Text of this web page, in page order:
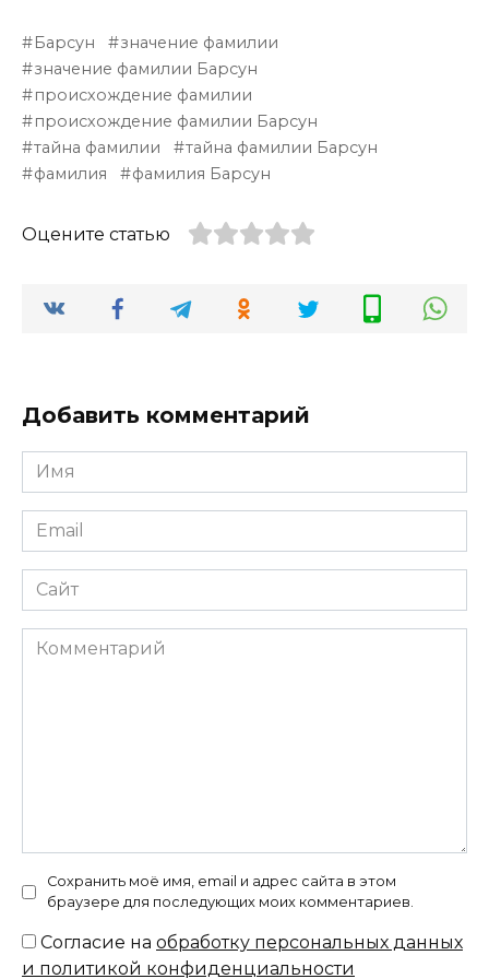
Барсун
значение фамилии
значение фамилии Барсун
происхождение фамилии
происхождение фамилии Барсун
тайна фамилии
тайна фамилии Барсун
фамилия
фамилия Барсун
Оцените статью
Добавить комментарий
Имя
*
Email
*
Сайт
Комментарий
Сохранить моё имя, email и адрес сайта в этом
браузере для последующих моих комментариев.
Согласие на обработку персональных данных
и политикой конфиденциальности